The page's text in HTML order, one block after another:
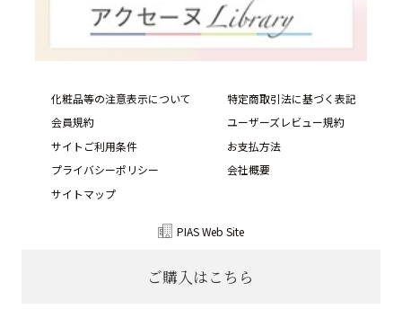
ご購入はこちら
化粧品等の注意表示について
特定商取引法に基づく表記
会員規約
ユーザーズレビュー規約
サイトご利用条件
お支払方法
プライバシーポリシー
会社概要
サイトマップ
PIAS Web Site